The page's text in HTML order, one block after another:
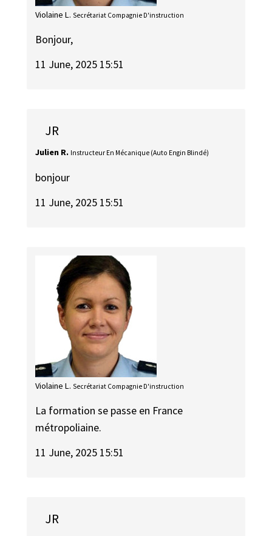
Violaine L. Secrétariat Compagnie D'instruction
Bonjour,
11 June, 2025 15:51
JR
Julien R. Instructeur En Mécanique (Auto Engin Blindé)
bonjour
11 June, 2025 15:51
Violaine L. Secrétariat Compagnie D'instruction
La formation se passe en France
métropoliaine.
11 June, 2025 15:51
JR